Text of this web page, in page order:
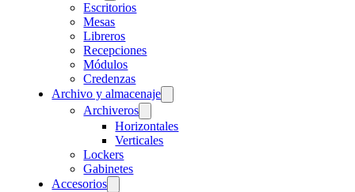
Escritorios
Mesas
Libreros
Recepciones
Módulos
Credenzas
Archivo y almacenaje
Archiveros
Horizontales
Verticales
Lockers
Gabinetes
Accesorios